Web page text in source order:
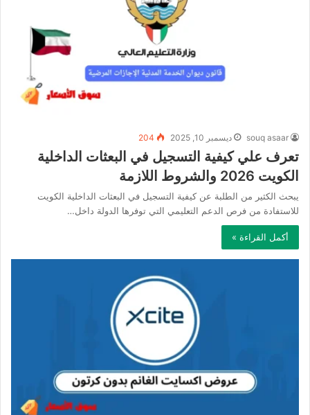
souq asaar ديسمبر 10, 2025 204
تعرف علي كيفية التسجيل في البعثات الداخلية
الكويت 2026 والشروط اللازمة
يبحث الكثير من الطلبة عن كيفية التسجيل في البعثات الداخلية الكويت
للاستفادة من فرص الدعم التعليمي التي توفرها الدولة داخل…
أكمل القراءة »